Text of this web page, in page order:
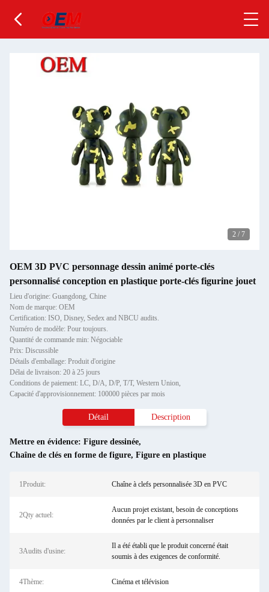
2 / 7
OEM 3D PVC personnage dessin animé porte-clés
personnalisé conception en plastique porte-clés figurine jouet
Lieu d'origine: Guangdong, Chine
Nom de marque: OEM
Certification: ISO, Disney, Sedex and NBCU audits.
Numéro de modèle: Pour toujours.
Quantité de commande min: Négociable
Prix: Discussible
Détails d'emballage: Produit d'origine
Délai de livraison: 20 à 25 jours
Conditions de paiement: LC, D/A, D/P, T/T, Western Union,
Capacité d'approvisionnement: 100000 pièces par mois
Détail Description
Mettre en évidence: Figure dessinée,
Chaîne de clés en forme de figure, Figure en plastique
1Produit: Chaîne à clefs personnalisée 3D en PVC
2Qty actuel:
Aucun projet existant, besoin de conceptions
données par le client à personnaliser
3Audits d'usine:
Il a été établi que le produit concerné était
soumis à des exigences de conformité.
4Thème: Cinéma et télévision